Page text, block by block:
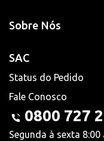
Sobre Nós
SAC
Status do Pedido
Fale Conosco
0800 727
Segunda à sexta 8:00